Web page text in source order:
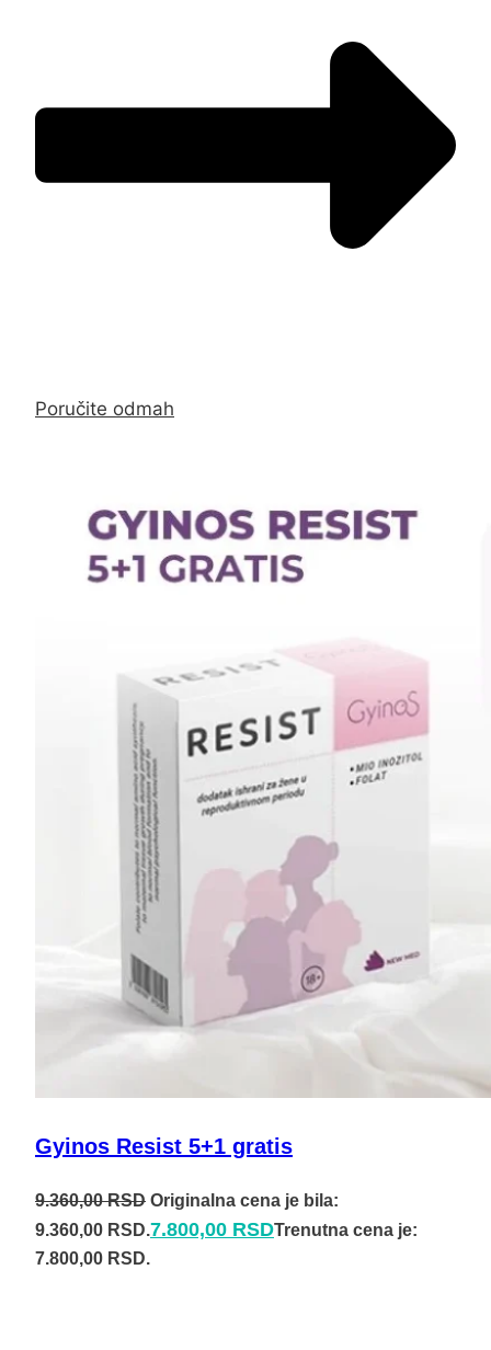
Poručite odmah
Gyinos Resist 5+1 gratis
9.360,00RSD Originalna cena je bila:
9.360,00 RSD.7.800,00 RSDTrenutna cena je:
7.800,00 RSD.